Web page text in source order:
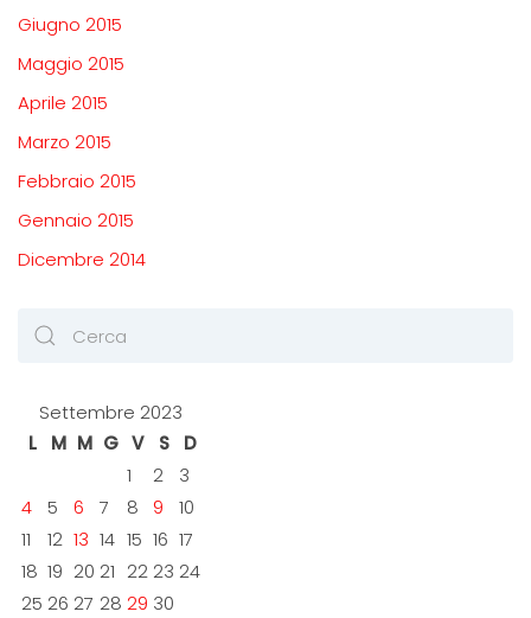
Giugno 2015
Maggio 2015
Aprile 2015
Marzo 2015
Febbraio 2015
Gennaio 2015
Dicembre 2014
Settembre 2023
L
M M G V S
D
1
2
3
4
5 6 7 8 9
10
11
12 13 14 15 16 17
18 19 20 21 22 23 24
25 26 27 28 29 30